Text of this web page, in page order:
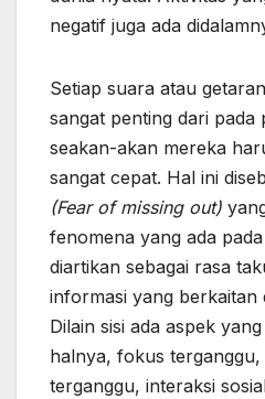
negatif juga ada
Setiap suara atau
sangat penting dari pada
seakan-akan mereka
sangat cepat. Hal ini
(Fear of missing out)
fenomena yang ada
diartikan sebagai rasa
informasi yang berkaitan
Dilain sisi ada aspek
halnya, fokus terganggu,
terganggu, interaksi